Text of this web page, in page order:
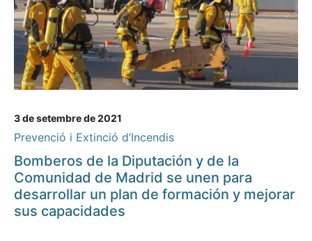
3 de setembre de 2021
Prevenció i Extinció d’Incendis
Bomberos de la Diputación y de la
Comunidad de Madrid se unen para
desarrollar un plan de formación y mejorar
sus capacidades